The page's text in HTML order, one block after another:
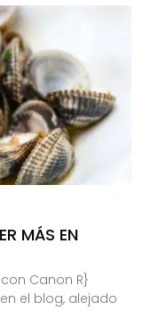
MÁS EN
Canon R}
el blog, alejado